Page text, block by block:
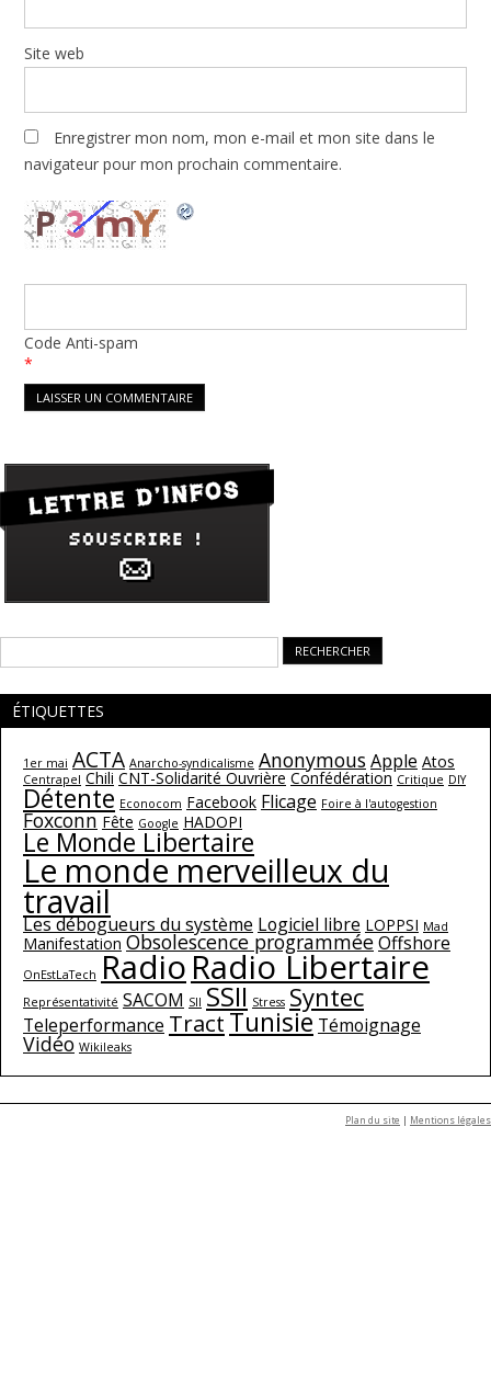
Site web
Enregistrer mon nom, mon e-mail et mon site dans le
navigateur pour mon prochain commentaire.
Code Anti-spam
*
ÉTIQUETTES
1er mai ACTA Anarcho-syndicalisme AnonymousApple Atos
Centrapel Chili CNT-Solidarité Ouvrière Confédération Critique DIY
Détente Econocom Facebook Flicage Foire à l'autogestion
Foxconn Fête Google HADOPI
Le Monde Libertaire
Le monde merveilleux du
travail
Les débogueurs du système Logiciel libre LOPPSI Mad
Manifestation Obsolescence programméeOffshore
OnEstLaTech Radio Radio Libertaire
Représentativité SACOM SII SSII Stress Syntec
Teleperformance TractTunisie Témoignage
Vidéo Wikileaks
Plan du site | Mentions légales